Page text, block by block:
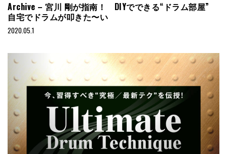
Archive – 宮川 剛が指南！ DIYでできる“ドラム部屋”
自宅でドラムが叩きた〜い
2020.05.1